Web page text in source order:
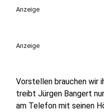
Anzeige
Anzeige
Vorstellen brauchen wir
treibt Jürgen Bangert
am Telefon mit seinen